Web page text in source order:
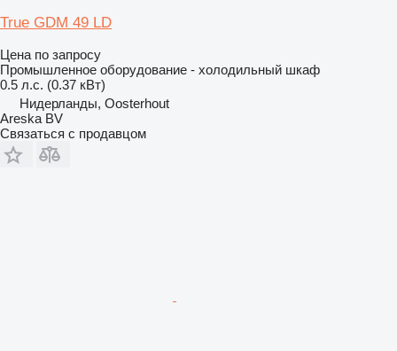
True GDM 49 LD
Цена по запросу
Промышленное оборудование - холодильный шкаф
0.5 л.с. (0.37 кВт)
Нидерланды, Oosterhout
Areska BV
Связаться с продавцом